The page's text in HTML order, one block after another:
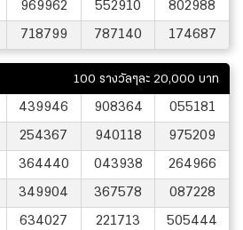
969962 552910
802988
718799 787140 174687
100 รางวัลๆละ 20,000 บาท
439946 908364
055181
254367 940118
975209
364440 043938
264966
349904 367578
087228
634027 221713
505444